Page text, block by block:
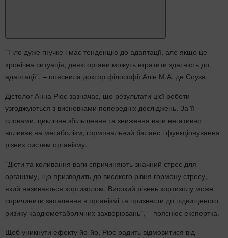
"Тіло дуже гнучке і має тенденцію до адаптації, але якщо це
хронічна ситуація, деякі органи можуть втратити здатність до
адаптації", – пояснила доктор філософії Алін М.А. де Соуза.
Дієтолог Анна Ріос зазначає, що результати цієї роботи
узгоджуються з висновками попередніх досліджень. За її
словами, циклічне збільшення та зниження ваги негативно
впливає на метаболізм, гормональний баланс і функціонування
різних систем організму.
"Дієти та коливання ваги спричиняють значний стрес для
організму, що призводить до високого рівня гормону стресу,
який називається кортизолом. Високий рівень кортизолу може
спричинити запалення в організмі та призвести до підвищеного
ризику кардіометаболічних захворювань", – пояснює експертка.
Щоб уникнути ефекту йо-йо, Ріос радить відмовитися від